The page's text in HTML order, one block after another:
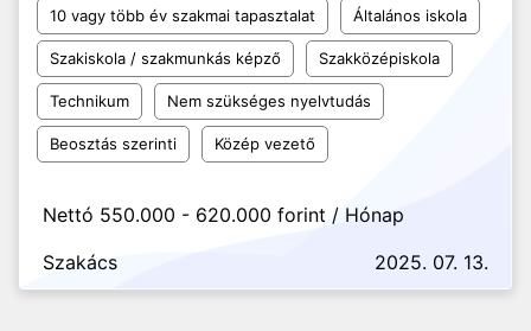
10 vagy több év szakmai tapasztalat Általános iskola
Szakiskola / szakmunkás képző Szakközépiskola
Technikum Nem szükséges nyelvtudás
Beosztás szerinti Közép vezető
Nettó 550.000 - 620.000 forint / Hónap
Szakács
2025. 07. 13.